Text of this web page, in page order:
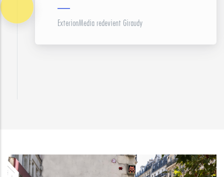
ExterionMedia redevient Giraudy